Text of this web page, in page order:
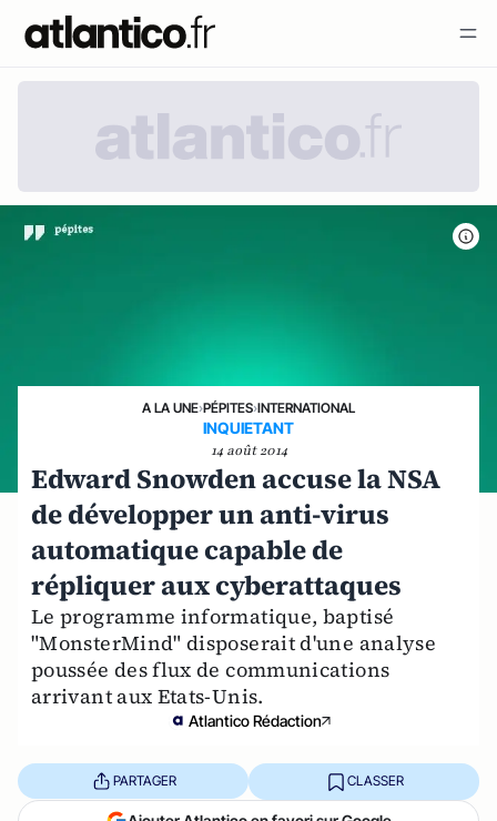
A LA UNE›PÉPITES›INTERNATIONAL
INQUIETANT
14 août 2014
Edward Snowden accuse la NSA
de développer un anti-virus
automatique capable de
répliquer aux cyberattaques
Le programme informatique, baptisé
"MonsterMind" disposerait d'une analyse
poussée des flux de communications
arrivant aux Etats-Unis.
Atlantico Rédaction
PARTAGER CLASSER